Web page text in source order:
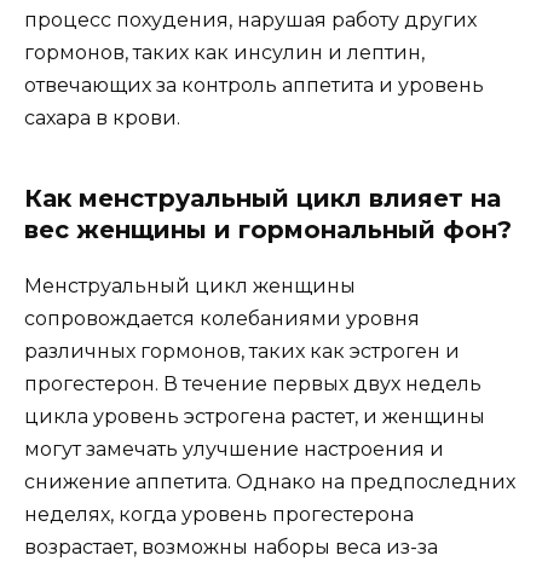
процесс похудения, нарушая работу других
гормонов, таких как инсулин и лептин,
отвечающих за контроль аппетита и уровень
сахара в крови.
Как менструальный цикл влияет на
вес женщины и гормональный фон?
Менструальный цикл женщины
сопровождается колебаниями уровня
различных гормонов, таких как эстроген и
прогестерон. В течение первых двух недель
цикла уровень эстрогена растет, и женщины
могут замечать улучшение настроения и
снижение аппетита. Однако на предпоследних
неделях, когда уровень прогестерона
возрастает, возможны наборы веса из-за